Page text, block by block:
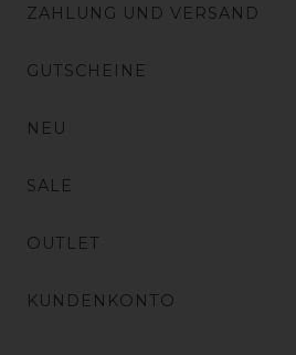
ZAHLUNG UND VERSAND
GUTSCHEINE
NEU
SALE
OUTLET
KUNDENKONTO